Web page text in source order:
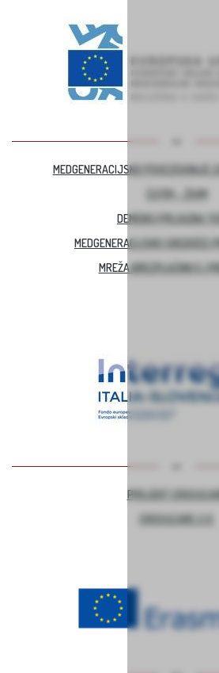
MEDGENERACIJSKO POVEZOVANJE
ČUTIM – ŽIVIM
DEMENCI PRIJAZNA
MEDGENERACIJSKO SREDIŠČE
MREŽA BREZPLAČNIH E-
PROJEKT
CROSSCARE 2.0